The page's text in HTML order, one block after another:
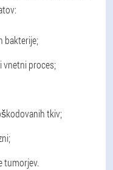
bakterije;
proces;
tkiv;
tumorjev.